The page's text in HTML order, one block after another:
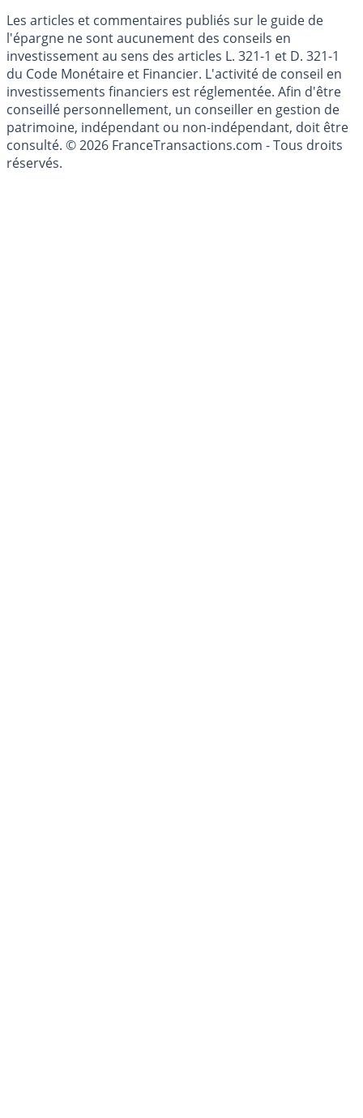
Les articles et commentaires publiés sur le guide de
l'épargne ne sont aucunement des conseils en
investissement au sens des articles L. 321-1 et D. 321-1
du Code Monétaire et Financier. L'activité de conseil en
investissements financiers est réglementée. Afin d'être
conseillé personnellement, un conseiller en gestion de
patrimoine, indépendant ou non-indépendant, doit être
consulté. © 2026 FranceTransactions.com - Tous droits
réservés.